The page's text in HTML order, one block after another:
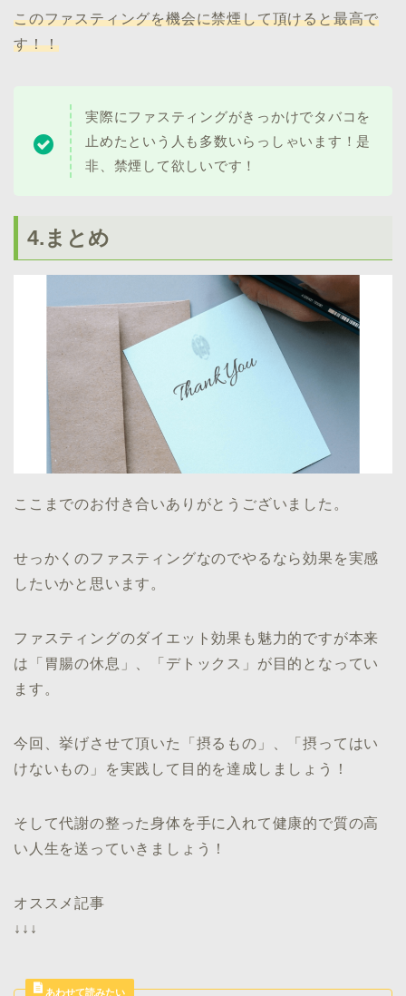
このファスティングを機会に禁煙して頂けると最高で
す！！
実際にファスティングがきっかけでタバコを
止めたという人も多数いらっしゃいます！是
非、禁煙して欲しいです！
4.まとめ
ここまでのお付き合いありがとうございました。
せっかくのファスティングなのでやるなら効果を実感
したいかと思います。
ファスティングのダイエット効果も魅力的ですが本来
は「胃腸の休息」、「デトックス」が目的となってい
ます。
今回、挙げさせて頂いた「摂るもの」、「摂ってはい
けないもの」を実践して目的を達成しましょう！
そして代謝の整った身体を手に入れて健康的で質の高
い人生を送っていきましょう！
オススメ記事
↓↓↓